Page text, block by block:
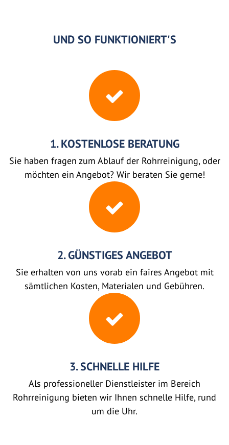
UND SO FUNKTIONIERT'S
1. KOSTENLOSE BERATUNG
Sie haben fragen zum Ablauf der Rohrreinigung, oder
möchten ein Angebot? Wir beraten Sie gerne!
2. GÜNSTIGES ANGEBOT
Sie erhalten von uns vorab ein faires Angebot mit
sämtlichen Kosten, Materialen und Gebühren.
3. SCHNELLE HILFE
Als professioneller Dienstleister im Bereich
Rohrreinigung bieten wir Ihnen schnelle Hilfe, rund
um die Uhr.